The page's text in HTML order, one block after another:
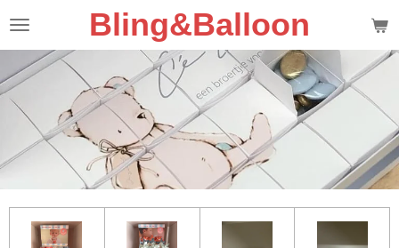
Ga
direct
naar
de
hoofdinhoud
Bling&Balloon